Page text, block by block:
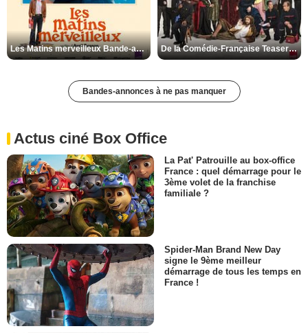
Les Matins merveilleux Bande-annonce VF De la Comédie-Française Teaser VF
Bandes-annonces à ne pas manquer
Actus ciné Box Office
La Pat' Patrouille au box-office
France : quel démarrage pour le
3ème volet de la franchise
familiale ?
Spider-Man Brand New Day
signe le 9ème meilleur
démarrage de tous les temps en
France !